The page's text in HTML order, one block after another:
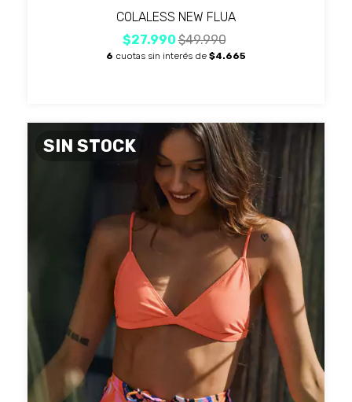
COLALESS NEW FLUA
$27.990$49.990
6 cuotas sin interés de $4.665
SIN STOCK